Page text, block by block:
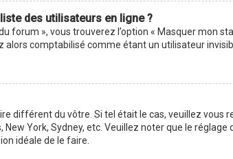
des utilisateurs en ligne ?
forum », vous trouverez l’option « Masquer mon
comptabilisé comme étant un utilisateur
différent du vôtre. Si tel était le cas, veuillez
York, Sydney, etc. Veuillez noter que le
idéale de le faire.